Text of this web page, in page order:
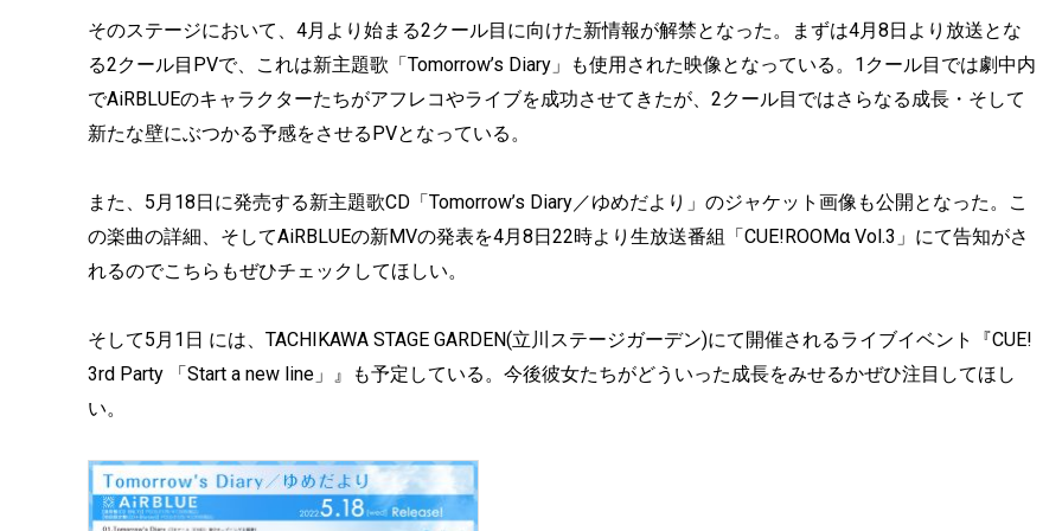
そのステージにおいて、4月より始まる2クール目に向けた新情報が解禁となった。まずは4月8日より放送とな
る2クール目PVで、これは新主題歌「Tomorrow’s Diary」も使用された映像となっている。1クール目では劇中内
でAiRBLUEのキャラクターたちがアフレコやライブを成功させてきたが、2クール目ではさらなる成長・そして
新たな壁にぶつかる予感をさせるPVとなっている。
また、5月18日に発売する新主題歌CD「Tomorrow’s Diary／ゆめだより」のジャケット画像も公開となった。こ
の楽曲の詳細、そしてAiRBLUEの新MVの発表を4月8日22時より生放送番組「CUE!ROOMα Vol.3」にて告知がさ
れるのでこちらもぜひチェックしてほしい。
そして5月1日 には、TACHIKAWA STAGE GARDEN(立川ステージガーデン)にて開催されるライブイベント『CUE!
3rd Party 「Start a new line」』も予定している。今後彼女たちがどういった成長をみせるかぜひ注目してほし
い。